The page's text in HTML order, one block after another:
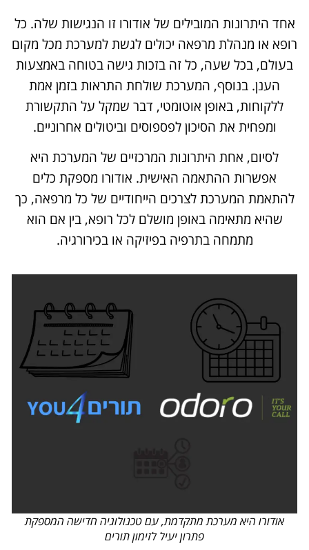
אחד היתרונות המובילים של אודורו זו הנגישות שלה. כל
רופא או מנהלת מרפאה יכולים לגשת למערכת מכל מקום
בעולם, בכל שעה, כל זה בזכות גישה בטוחה באמצעות
הענן. בנוסף, המערכת שולחת התראות בזמן אמת
ללקוחות, באופן אוטומטי, דבר שמקל על התקשורת
ומפחית את הסיכון לפספוסים וביטולים אחרוניים.
לסיום, אחת היתרונות המרכזיים של המערכת היא
אפשרות ההתאמה האישית. אודורו מספקת כלים
להתאמת המערכת לצרכים הייחודיים של כל מרפאה, כך
שהיא מתאימה באופן מושלם לכל רופא, בין אם הוא
מתמחה בתרפיה בפיזיקה או בכירורגיה.
אודורו היא מערכת מתקדמת, עם טכנולוגיה חדישה המספקת
פתרון יעיל לזימון תורים